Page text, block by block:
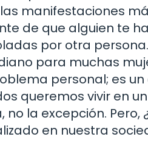
manifestaciones
de que alguien te
por otra
para muchas
personal; es
queremos vivir en
la excepción.
en nuestra